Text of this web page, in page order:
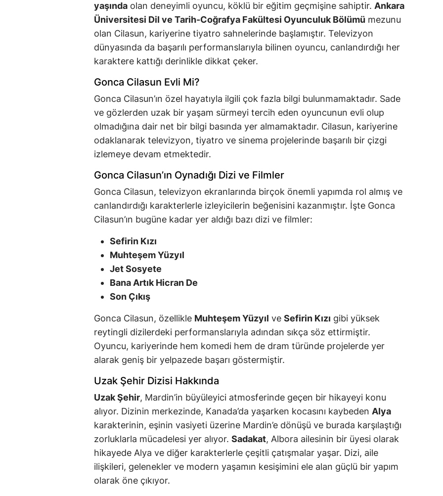
yaşında olan deneyimli oyuncu, köklü bir eğitim geçmişine sahiptir. Ankara
Üniversitesi Dil ve Tarih-Coğrafya Fakültesi Oyunculuk Bölümü mezunu
olan Cilasun, kariyerine tiyatro sahnelerinde başlamıştır. Televizyon
dünyasında da başarılı performanslarıyla bilinen oyuncu, canlandırdığı her
karaktere kattığı derinlikle dikkat çeker.
Gonca Cilasun Evli Mi?
Gonca Cilasun’ın özel hayatıyla ilgili çok fazla bilgi bulunmamaktadır. Sade
ve gözlerden uzak bir yaşam sürmeyi tercih eden oyuncunun evli olup
olmadığına dair net bir bilgi basında yer almamaktadır. Cilasun, kariyerine
odaklanarak televizyon, tiyatro ve sinema projelerinde başarılı bir çizgi
izlemeye devam etmektedir.
Gonca Cilasun’ın Oynadığı Dizi ve Filmler
Gonca Cilasun, televizyon ekranlarında birçok önemli yapımda rol almış ve
canlandırdığı karakterlerle izleyicilerin beğenisini kazanmıştır. İşte Gonca
Cilasun’ın bugüne kadar yer aldığı bazı dizi ve filmler:
Sefirin Kızı
Muhteşem Yüzyıl
Jet Sosyete
Bana Artık Hicran De
Son Çıkış
Gonca Cilasun, özellikle Muhteşem Yüzyıl ve Sefirin Kızı gibi yüksek
reytingli dizilerdeki performanslarıyla adından sıkça söz ettirmiştir.
Oyuncu, kariyerinde hem komedi hem de dram türünde projelerde yer
alarak geniş bir yelpazede başarı göstermiştir.
Uzak Şehir Dizisi Hakkında
Uzak Şehir, Mardin’in büyüleyici atmosferinde geçen bir hikayeyi konu
alıyor. Dizinin merkezinde, Kanada’da yaşarken kocasını kaybeden Alya
karakterinin, eşinin vasiyeti üzerine Mardin’e dönüşü ve burada karşılaştığı
zorluklarla mücadelesi yer alıyor. Sadakat, Albora ailesinin bir üyesi olarak
hikayede Alya ve diğer karakterlerle çeşitli çatışmalar yaşar. Dizi, aile
ilişkileri, gelenekler ve modern yaşamın kesişimini ele alan güçlü bir yapım
olarak öne çıkıyor.